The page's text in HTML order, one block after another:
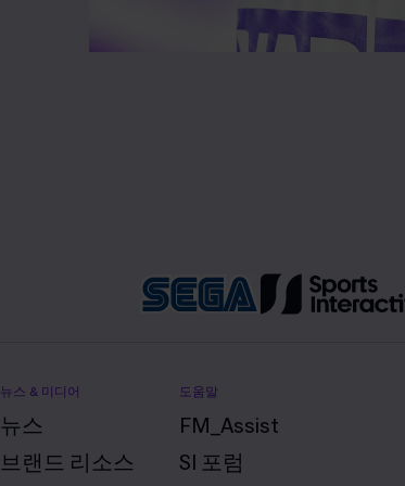
뉴스 & 미디어
뉴스
브랜드 리소스
도움말
FM_Assist
SI 포럼